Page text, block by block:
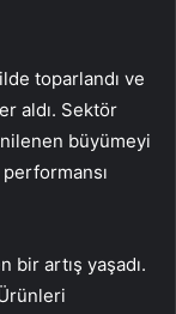
toparlandı ve
aldı. Sektör
büyümeyi
artış yaşadı.